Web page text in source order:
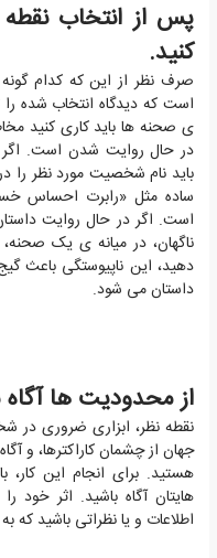
پس از انتخاب نقطه
کنید.
صرف نظر از این که کدام گونه
است که دیدگاه انتخاب شده
ی صحنه ها باید کاری کنید
در حال روایت شدن است.
باید نام شخصیت مورد نظر
ساده مثل «رابرت احساس
است. اگر در حال روایت
ناگهان، در میانه ی یک
دهید، این ناپیوستگی باعث
داستان می شود.
از محدودیت ها آگاه
نقطه نظر، ابزاری ضروری
جهان از چشمان کاراکترها، و
هستید. برای انجام این
هایتان آگاه باشید. اثر خود
اطلاعات و یا نظراتی باشید